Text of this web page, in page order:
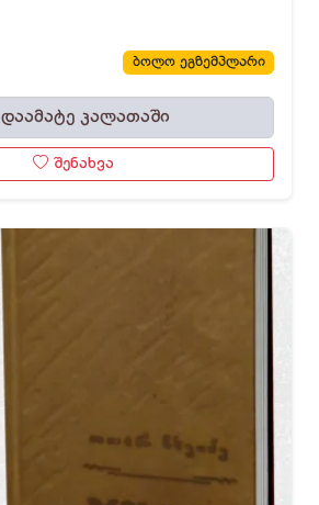
ბოლო ეგზემპლარი
დაამატე კალათაში
შენახვა